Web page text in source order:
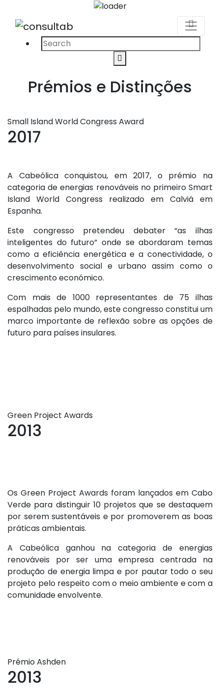
Procurar
Prémios e Distinções
Small Island World Congress Award
2017
A Cabeólica conquistou, em 2017, o prémio na
categoria de energias renováveis no primeiro Smart
Island World Congress realizado em Calviá em
Espanha.
Este congresso pretendeu debater “as ilhas
inteligentes do futuro” onde se abordaram temas
como a eficiência energética e a conectividade, o
desenvolvimento social e urbano assim como o
crescimento económico.
Com mais de 1000 representantes de 75 ilhas
espalhadas pelo mundo, este congresso constitui um
marco importante de reflexão sobre as opções de
futuro para países insulares.
Green Project Awards
2013
Os Green Project Awards foram lançados em Cabo
Verde para distinguir 10 projetos que se destaquem
por serem sustentáveis e por promoverem as boas
práticas ambientais.
A Cabeólica ganhou na categoria de energias
renováveis por ser uma empresa centrada na
produção de energia limpa e por pautar todo o seu
projeto pelo respeito com o meio ambiente e com a
comunidade envolvente.
Prémio Ashden
2013